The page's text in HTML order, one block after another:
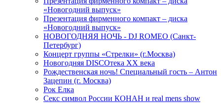
«Новогодний выпуск»
Презентация фирменного компакт – диска
«Новогодний выпуск»
НОВОГОДНЯЯ НОЧЬ - DJ ROMEO (Санкт-
Петербург)
Концерт группы «Стрелки» (г.Москва)
Новогодняя DISCOтека ХХ века
Рождественская ночь! Специальный гость – Антон
Зацепин (г. Москва)
Рок Елка
Секс символ России КОНАН и real mens show